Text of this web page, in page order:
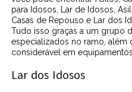
para Idosos, Lar de Idosos,
Casas de Repouso e Lar dos
Tudo isso graças a um grupo
especializados no ramo, além
considerável em
Lar dos Idosos